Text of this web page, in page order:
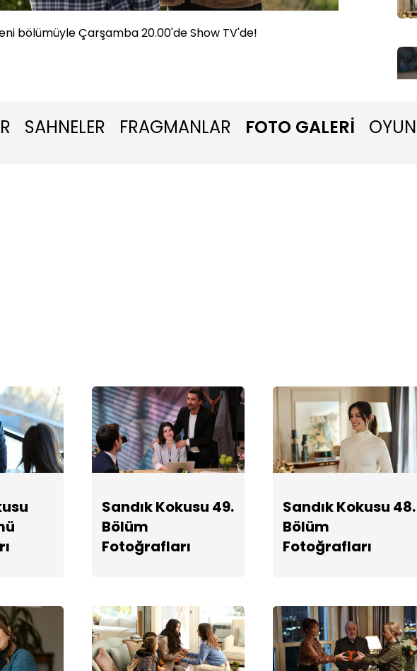
bölümüyle Çarşamba 20.00'de Show TV'de!
SAHNELER FRAGMANLAR FOTO GALERİ
Sandık Kokusu 49.
Bölüm
Fotoğrafları
Sandık Kokusu 48.
Bölüm
Fotoğrafları